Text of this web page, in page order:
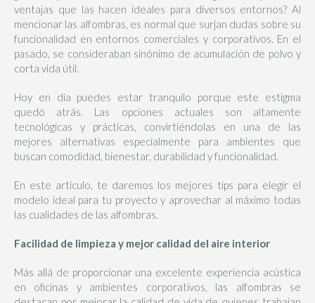
ventajas que las hacen ideales para diversos entornos? Al
mencionar las alfombras, es normal que surjan dudas sobre su
funcionalidad en entornos comerciales y corporativos. En el
pasado, se consideraban sinónimo de acumulación de polvo y
corta vida útil.
Hoy en día puedes estar tranquilo porque este estigma
quedó atrás. Las opciones actuales son altamente
tecnológicas y prácticas, convirtiéndolas en una de las
mejores alternativas especialmente para ambientes que
buscan comodidad, bienestar, durabilidad y funcionalidad.
En este artículo, te daremos los mejores tips para elegir el
modelo ideal para tu proyecto y aprovechar al máximo todas
las cualidades de las alfombras.
Facilidad de limpieza y mejor calidad del aire interior
Más allá de proporcionar una excelente experiencia acústica
en oficinas y ambientes corporativos, las alfombras se